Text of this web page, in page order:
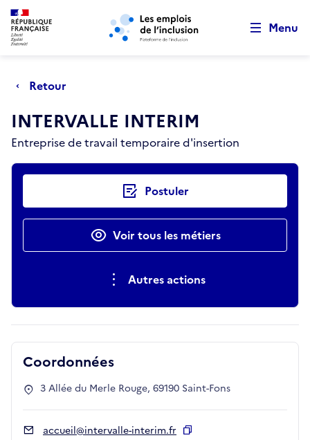
Aller au menu principal Aller au contenu principal
Menu
Retour
INTERVALLE INTERIM
Entreprise de travail temporaire d'insertion
Actions rapides Postuler
Voir tous les métiers
Autres actions
Coordonnées
3 Allée du Merle Rouge, 69190 Saint-Fons
accueil@intervalle-interim.fr
Retour au début de la page
Panneau de gestion des cookies